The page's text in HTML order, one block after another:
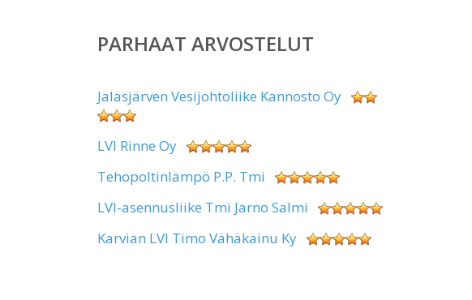
PARHAAT ARVOSTELUT
Jalasjärven Vesijohtoliike Kannosto Oy
LVI Rinne Oy
Tehopoltinlämpö P.P. Tmi
LVI-asennusliike Tmi Jarno Salmi
Karvian LVI Timo Vähäkainu Ky